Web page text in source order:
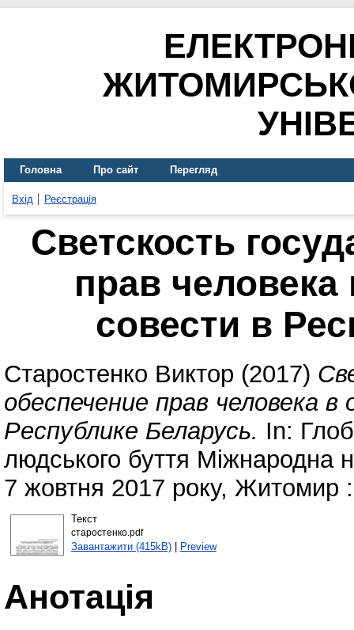
Головна Про сайт Перегляд
Вхід Реєстрація
Светскость
прав
совести в
Старостенко Виктор (2017)
обеспечение прав человека
Республике Беларусь. In:
людського буття Міжнародна
7 жовтня 2017 року,
Текст
старостенко.pdf
Завантажити (415kB)| Preview
Анотація